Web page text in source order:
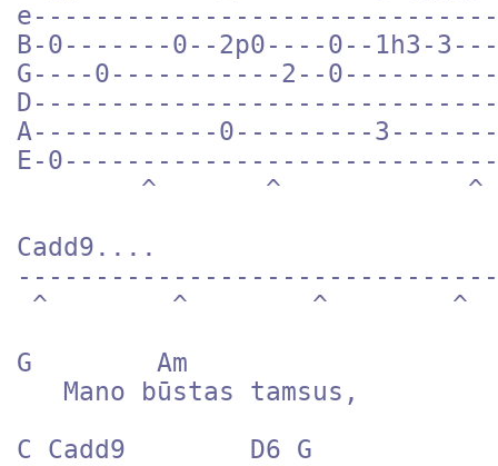
B-0-------0--2p0----0--1h3-
G----0-----------2--
A------------0---------
E-
Cadd9....
G        Am
C Cadd9        D6 G